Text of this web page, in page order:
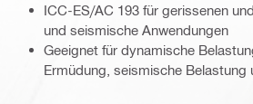
ICC-ES/AC 193 für gerissenen
und seismische Anwendungen
Geeignet für dynamische
Ermüdung, seismische Belastung